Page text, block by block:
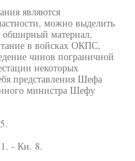
являются
можно выделить
материал,
в войсках ОКПС,
чинов пограничной
некоторых
представления Шефа
министра Шефу
- Кн. 8.